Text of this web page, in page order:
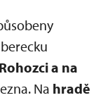
a na
Na hradě